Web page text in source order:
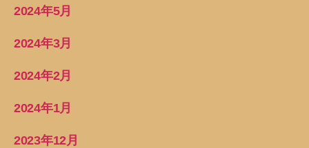
2024年5月
2024年3月
2024年2月
2024年1月
2023年12月